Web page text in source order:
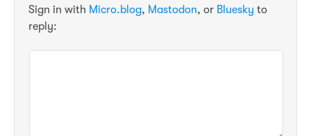
Sign in with Micro.blog, Mastodon, or Bluesky to
reply: